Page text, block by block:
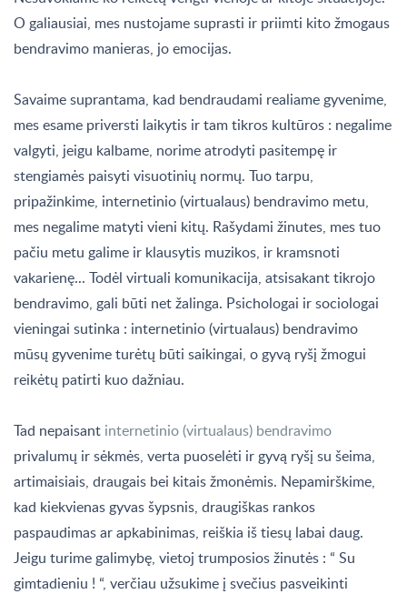
O galiausiai, mes nustojame suprasti ir priimti kito žmogaus
bendravimo manieras, jo emocijas.
Savaime suprantama, kad bendraudami realiame gyvenime,
mes esame priversti laikytis ir tam tikros kultūros : negalime
valgyti, jeigu kalbame, norime atrodyti pasitempę ir
stengiamės paisyti visuotinių normų. Tuo tarpu,
pripažinkime, internetinio (virtualaus) bendravimo metu,
mes negalime matyti vieni kitų. Rašydami žinutes, mes tuo
pačiu metu galime ir klausytis muzikos, ir kramsnoti
vakarienę... Todėl virtuali komunikacija, atsisakant tikrojo
bendravimo, gali būti net žalinga. Psichologai ir sociologai
vieningai sutinka : internetinio (virtualaus) bendravimo
mūsų gyvenime turėtų būti saikingai, o gyvą ryšį žmogui
reikėtų patirti kuo dažniau.
Tad nepaisant internetinio (virtualaus) bendravimo
privalumų ir sėkmės, verta puoselėti ir gyvą ryšį su šeima,
artimaisiais, draugais bei kitais žmonėmis. Nepamirškime,
kad kiekvienas gyvas šypsnis, draugiškas rankos
paspaudimas ar apkabinimas, reiškia iš tiesų labai daug.
Jeigu turime galimybę, vietoj trumposios žinutės : “ Su
gimtadieniu ! “, verčiau užsukime į svečius pasveikinti